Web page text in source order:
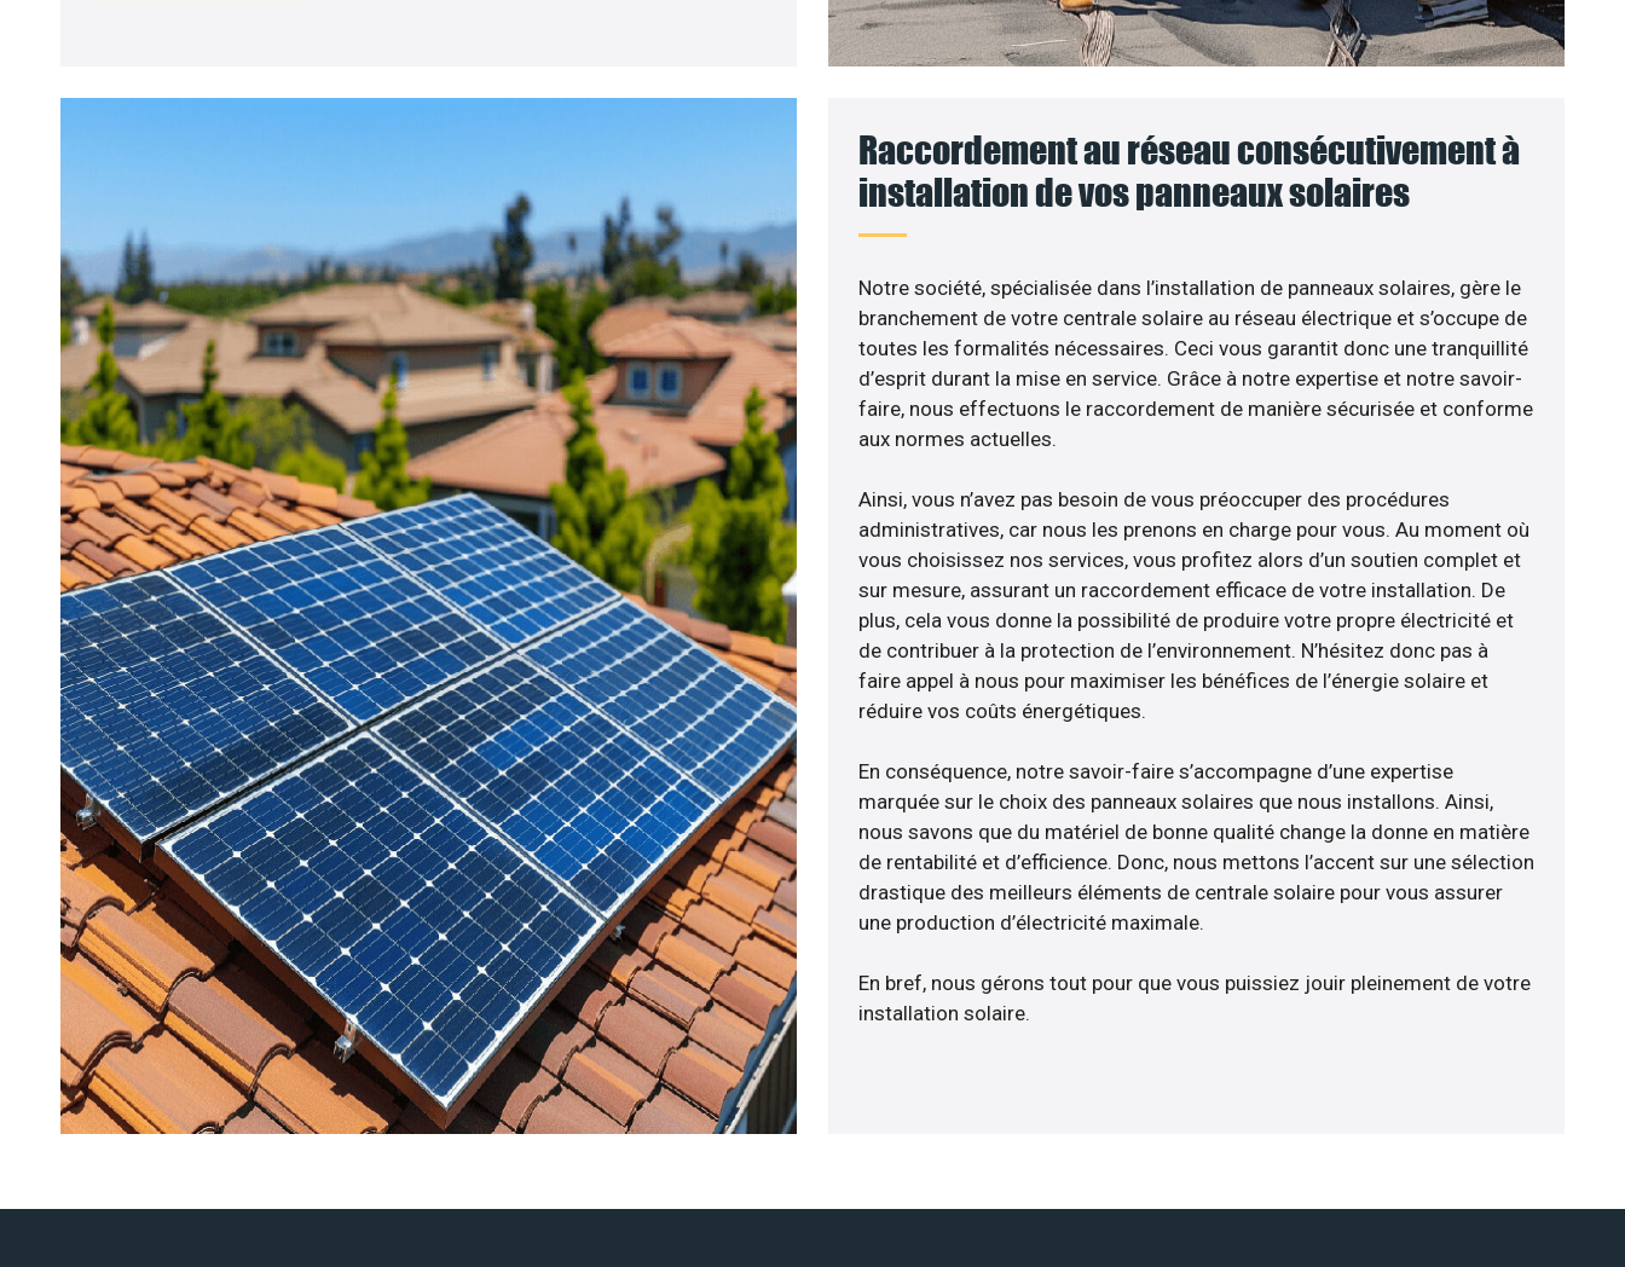
Raccordement au réseau consécutivement à
installation de vos panneaux solaires
Notre société, spécialisée dans l’installation de panneaux solaires, gère le
branchement de votre centrale solaire au réseau électrique et s’occupe de
toutes les formalités nécessaires. Ceci vous garantit donc une tranquillité
d’esprit durant la mise en service. Grâce à notre expertise et notre savoir-
faire, nous effectuons le raccordement de manière sécurisée et conforme
aux normes actuelles.
Ainsi, vous n’avez pas besoin de vous préoccuper des procédures
administratives, car nous les prenons en charge pour vous. Au moment où
vous choisissez nos services, vous profitez alors d’un soutien complet et
sur mesure, assurant un raccordement efficace de votre installation. De
plus, cela vous donne la possibilité de produire votre propre électricité et
de contribuer à la protection de l’environnement. N’hésitez donc pas à
faire appel à nous pour maximiser les bénéfices de l’énergie solaire et
réduire vos coûts énergétiques.
En conséquence, notre savoir-faire s’accompagne d’une expertise
marquée sur le choix des panneaux solaires que nous installons. Ainsi,
nous savons que du matériel de bonne qualité change la donne en matière
de rentabilité et d’efficience. Donc, nous mettons l’accent sur une sélection
drastique des meilleurs éléments de centrale solaire pour vous assurer
une production d’électricité maximale.
En bref, nous gérons tout pour que vous puissiez jouir pleinement de votre
installation solaire.